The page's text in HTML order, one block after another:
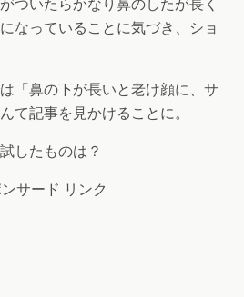
ついたらかなり鼻のしたが長く
なっていることに気づき、ショ
「鼻の下が長いと老け顔に、サ
て記事を見かけることに。
したものは？
サード リンク